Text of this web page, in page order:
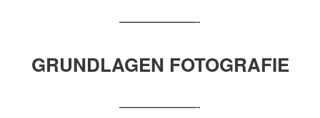
——————-
GRUNDLAGEN FOTOGRAFIE
——————-